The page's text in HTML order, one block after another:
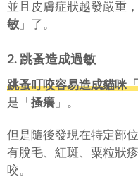
並且皮膚症狀越發嚴重
敏 」了。
2. 跳蚤造成過敏
跳蚤叮咬容易造成貓咪「
是「 搔癢 」。
但是隨後發現在特定部
有脫毛、紅斑、粟粒狀
咬。